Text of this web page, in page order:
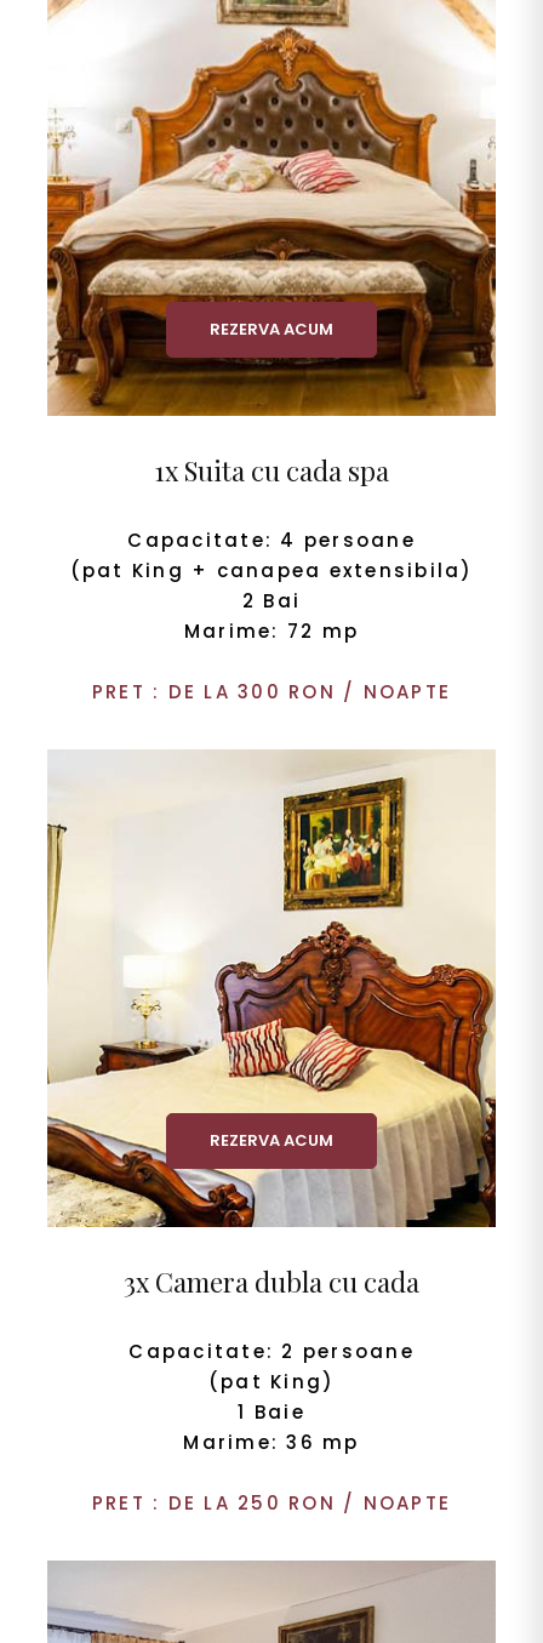
REZERVA ACUM
1x Suita cu cada spa
Capacitate: 4 persoane
(pat King + canapea extensibila)
2 Bai
Marime: 72 mp
PRET : DE LA 300 RON / NOAPTE
REZERVA ACUM
3x Camera dubla cu cada
Capacitate: 2 persoane
(pat King)
1 Baie
Marime: 36 mp
PRET : DE LA 250 RON / NOAPTE